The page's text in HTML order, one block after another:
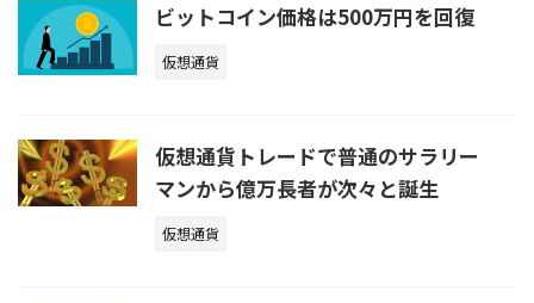
ビットコイン価格は500万円を回復
仮想通貨
仮想通貨トレードで普通のサラリー
マンから億万長者が次々と誕生
仮想通貨